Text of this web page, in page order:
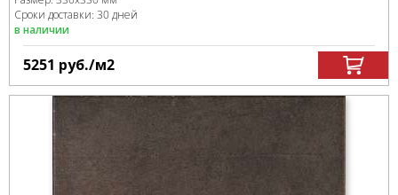
Сроки доставки: 30 дней
в наличии
5251 руб./м2